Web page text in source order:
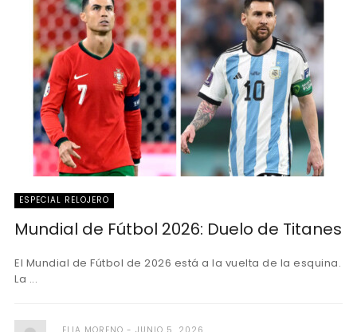
ESPECIAL RELOJERO
Mundial de Fútbol 2026: Duelo de Titanes
El Mundial de Fútbol de 2026 está a la vuelta de la esquina.
La ...